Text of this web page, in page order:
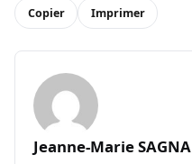
Copier Imprimer
Jeanne-Marie SAGNA